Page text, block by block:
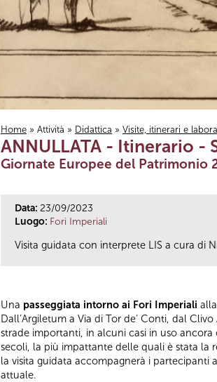
Tu sei qui
Home » Attività » Didattica » Visite, itinerari e
ANNULLATA - Itinerario -
Giornate Europee del Patrimonio
Data: 23/09/2023
Luogo: Fori Imperiali
Visita guidata con interprete LIS a cura di
Una passeggiata intorno ai Fori Imperiali
Dall’Argiletum a Via di Tor de’ Conti, dal
strade importanti, in alcuni casi in uso
secoli, la più impattante delle quali è stata la
la visita guidata accompagnerà i
attuale.